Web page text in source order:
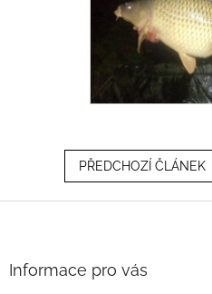
PŘEDCHOZÍ ČLÁNEK
Informace pro vás